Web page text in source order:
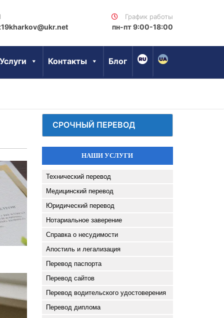
График работы
пн-пт 9:00-18:00
Услуги Контакты Блог
СРОЧНЫЙ ПЕРЕВОД
НАШИ УСЛУГИ
Технический перевод
Медицинский перевод
Юридический перевод
Нотариальное заверение
Справка о несудимости
Апостиль и легализация
Перевод паспорта
Перевод сайтов
Перевод водительского удостоверения
Перевод диплома